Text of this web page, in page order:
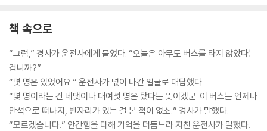
책 속으로
“그럼,” 경사가 운전사에게 물었다. “오늘은 아무도 버스를 타지 않았다는
겁니까?”
“몇 명은 있었어요.” 운전사가 넋이 나간 얼굴로 대답했다.
“몇 명이라는 건 네댓이나 대여섯 명은 탔다는 뜻이겠군. 이 버스는 언제나
만석으로 떠나지, 빈자리가 있는 걸 본 적이 없소.” 경사가 말했다.
“모르겠습니다.” 안간힘을 다해 기억을 더듬느라 지친 운전사가 말했다.